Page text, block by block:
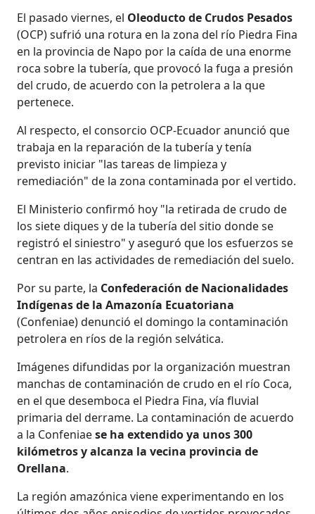
El pasado viernes, el Oleoducto de Crudos Pesados
(OCP) sufrió una rotura en la zona del río Piedra Fina
en la provincia de Napo por la caída de una enorme
roca sobre la tubería, que provocó la fuga a presión
del crudo, de acuerdo con la petrolera a la que
pertenece.
Al respecto, el consorcio OCP-Ecuador anunció que
trabaja en la reparación de la tubería y tenía
previsto iniciar "las tareas de limpieza y
remediación" de la zona contaminada por el vertido.
El Ministerio confirmó hoy "la retirada de crudo de
los siete diques y de la tubería del sitio donde se
registró el siniestro" y aseguró que los esfuerzos se
centran en las actividades de remediación del suelo.
Por su parte, la Confederación de Nacionalidades
Indígenas de la Amazonía Ecuatoriana
(Confeniae) denunció el domingo la contaminación
petrolera en ríos de la región selvática.
Imágenes difundidas por la organización muestran
manchas de contaminación de crudo en el río Coca,
en el que desemboca el Piedra Fina, vía fluvial
primaria del derrame. La contaminación de acuerdo
a la Confeniaese ha extendido ya unos 300
kilómetros y alcanza la vecina provincia de
Orellana.
La región amazónica viene experimentando en los